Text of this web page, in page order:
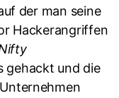
der man seine
Hackerangriffen
gehackt und die